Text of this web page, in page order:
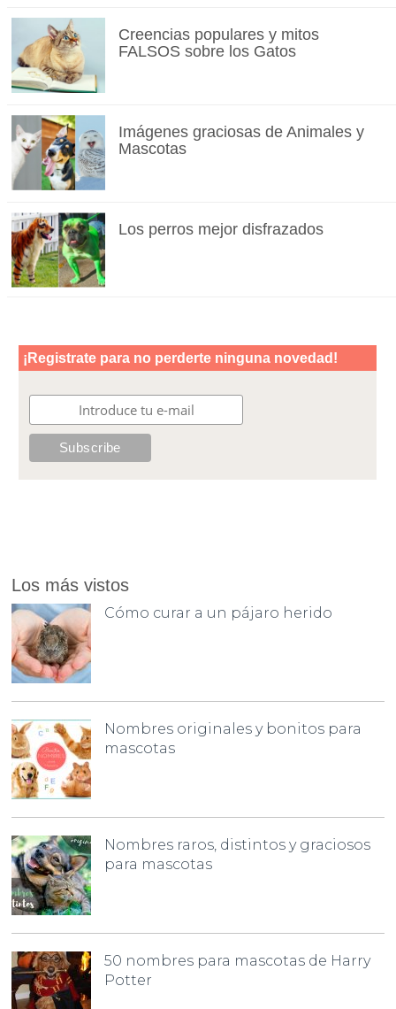
Creencias populares y mitos
FALSOS sobre los Gatos
Imágenes graciosas de Animales y
Mascotas
Los perros mejor disfrazados
Los más vistos
Cómo curar a un pájaro herido
Nombres originales y bonitos para
mascotas
Nombres raros, distintos y graciosos
para mascotas
50 nombres para mascotas de Harry
Potter